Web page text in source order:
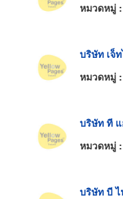
หมวดหมู่ :
บริษัท เจ็
หมวดหมู่ :
บริษัท ที
หมวดหมู่ :
บริษัท บี ไ